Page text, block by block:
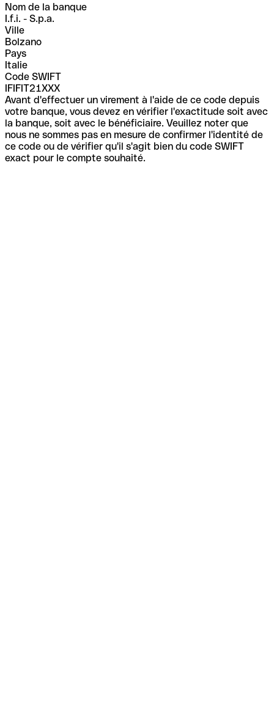
Nom de la banque
I.f.i. - S.p.a.
Ville
Bolzano
Pays
Italie
Code SWIFT
IFIFIT21XXX
Avant d'effectuer un virement à l'aide de ce code depuis
votre banque, vous devez en vérifier l'exactitude soit avec
la banque, soit avec le bénéficiaire. Veuillez noter que
nous ne sommes pas en mesure de confirmer l'identité de
ce code ou de vérifier qu'il s'agit bien du code SWIFT
exact pour le compte souhaité.